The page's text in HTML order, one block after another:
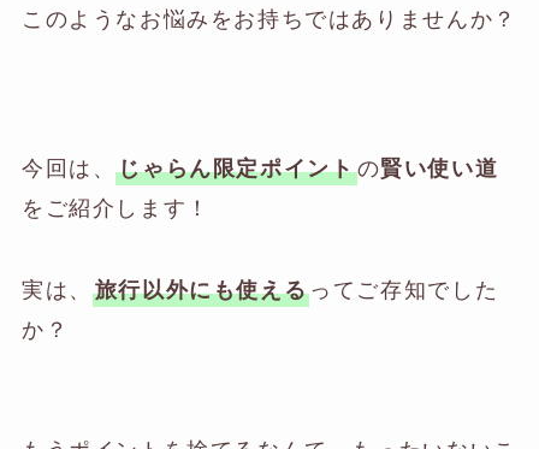
このようなお悩みをお持ちではありませんか？
今回は、じゃらん限定ポイントの賢い使い道
をご紹介します！
実は、 旅行以外にも使えるってご存知でした
か？